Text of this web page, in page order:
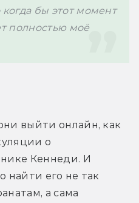
бы этот момент
полностью моё
выйти онлайн, как
о
Кеннеди. И
найти его не так
а сама